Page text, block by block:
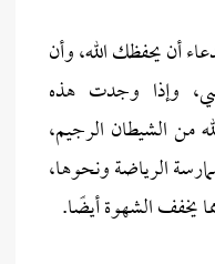
أن يحفظك الله، وأن
وإذا وجدت هذه
من الشيطان الرجيم،
الرياضة ونحوها،
يخفف الشهوة أيضًا.